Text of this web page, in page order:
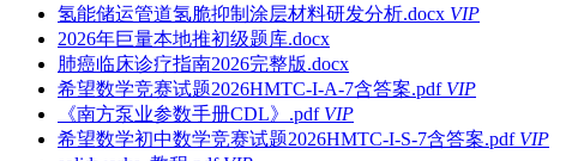
氢能储运管道氢脆抑制涂层材料研发分析.docx VIP
2026年巨量本地推初级题库.docx
肺癌临床诊疗指南2026完整版.docx
希望数学竞赛试题2026HMTC-I-A-7含答案.pdf VIP
《南方泵业参数手册CDL》.pdf VIP
希望数学初中数学竞赛试题2026HMTC-I-S-7含答案.pdf VIP